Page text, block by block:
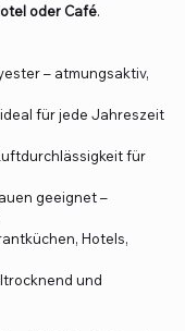
oder Café.
– atmungsaktiv,
für jede Jahreszeit
für
geeignet –
Hotels,
und